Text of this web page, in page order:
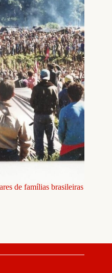
de famílias brasileiras